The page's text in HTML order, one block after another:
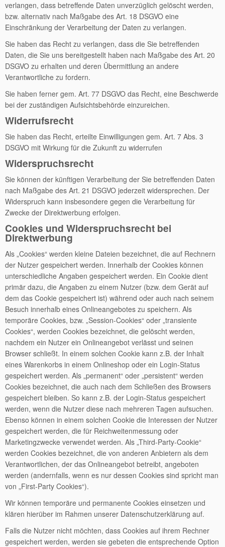
verlangen, dass betreffende Daten unverzüglich gelöscht werden,
bzw. alternativ nach Maßgabe des Art. 18 DSGVO eine
Einschränkung der Verarbeitung der Daten zu verlangen.
Sie haben das Recht zu verlangen, dass die Sie betreffenden
Daten, die Sie uns bereitgestellt haben nach Maßgabe des Art. 20
DSGVO zu erhalten und deren Übermittlung an andere
Verantwortliche zu fordern.
Sie haben ferner gem. Art. 77 DSGVO das Recht, eine Beschwerde
bei der zuständigen Aufsichtsbehörde einzureichen.
Widerrufsrecht
Sie haben das Recht, erteilte Einwilligungen gem. Art. 7 Abs. 3
DSGVO mit Wirkung für die Zukunft zu widerrufen
Widerspruchsrecht
Sie können der künftigen Verarbeitung der Sie betreffenden Daten
nach Maßgabe des Art. 21 DSGVO jederzeit widersprechen. Der
Widerspruch kann insbesondere gegen die Verarbeitung für
Zwecke der Direktwerbung erfolgen.
Cookies und Widerspruchsrecht bei
Direktwerbung
Als „Cookies“ werden kleine Dateien bezeichnet, die auf Rechnern
der Nutzer gespeichert werden. Innerhalb der Cookies können
unterschiedliche Angaben gespeichert werden. Ein Cookie dient
primär dazu, die Angaben zu einem Nutzer (bzw. dem Gerät auf
dem das Cookie gespeichert ist) während oder auch nach seinem
Besuch innerhalb eines Onlineangebotes zu speichern. Als
temporäre Cookies, bzw. „Session-Cookies“ oder „transiente
Cookies“, werden Cookies bezeichnet, die gelöscht werden,
nachdem ein Nutzer ein Onlineangebot verlässt und seinen
Browser schließt. In einem solchen Cookie kann z.B. der Inhalt
eines Warenkorbs in einem Onlineshop oder ein Login-Status
gespeichert werden. Als „permanent“ oder „persistent“ werden
Cookies bezeichnet, die auch nach dem Schließen des Browsers
gespeichert bleiben. So kann z.B. der Login-Status gespeichert
werden, wenn die Nutzer diese nach mehreren Tagen aufsuchen.
Ebenso können in einem solchen Cookie die Interessen der Nutzer
gespeichert werden, die für Reichweitenmessung oder
Marketingzwecke verwendet werden. Als „Third-Party-Cookie“
werden Cookies bezeichnet, die von anderen Anbietern als dem
Verantwortlichen, der das Onlineangebot betreibt, angeboten
werden (andernfalls, wenn es nur dessen Cookies sind spricht man
von „First-Party Cookies“).
Wir können temporäre und permanente Cookies einsetzen und
klären hierüber im Rahmen unserer Datenschutzerklärung auf.
Falls die Nutzer nicht möchten, dass Cookies auf ihrem Rechner
gespeichert werden, werden sie gebeten die entsprechende Option